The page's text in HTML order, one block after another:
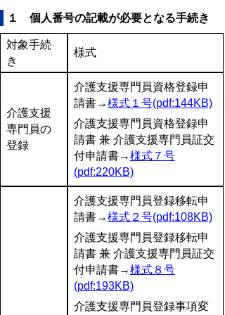
１ 個人番号の記載が必要となる手続き
対象手続
き
様式
介護支援
専門員の
登録
介護支援専門員資格登録申
請書→様式１号(pdf:144KB)
介護支援専門員資格登録申
請書 兼 介護支援専門員証交
付申請書→様式７号
(pdf:220KB)
介護支援専門員登録移転申
請書→様式２号(pdf:108KB)
介護支援専門員登録移転申
請書 兼 介護支援専門員証交
付申請書→様式８号
(pdf:193KB)
介護支援専門員登録事項変